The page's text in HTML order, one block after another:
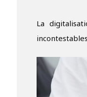
La